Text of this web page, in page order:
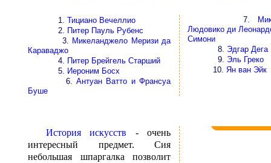
1. Тициано Вечеллио
2. Питер Пауль Рубенс
3. Микеланджело Меризи да
Караваджо
4. Питер Брейгель Старший
5. Иероним Босх
6. Антуан Ватто и Франсуа
Буше
7.
Людовико ди
Симони
8. Эдгар Дега
9. Эль Греко
10. Ян ван Эйк
История искусств - очень
интересный предмет. Сия
небольшая шпаргалка позволит